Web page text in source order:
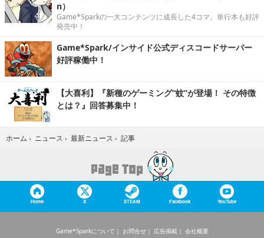
n）
Game*Sparkの一大コンテンツに成長した4コマ。単行本も好評
発売中！
Game*Spark/インサイド公式ディスコードサーバー
好評稼働中！
【大喜利】『新種のゲーミング“蚊”が登場！ その特徴
とは？』回答募集中！
ホーム › ニュース › 最新ニュース › 記事
Home X STEAM Facebook YouTube
Game*Sparkについて お問合せ 広告掲載
会社概要